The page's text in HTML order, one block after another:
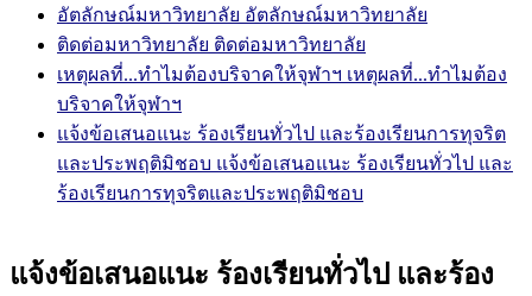
อัตลักษณ์มหาวิทยาลัย อัตลักษณ์มหาวิทยาลัย
ติดต่อมหาวิทยาลัย ติดต่อมหาวิทยาลัย
เหตุผลที่...ทำไมต้องบริจาคให้จุฬาฯ เหตุผลที่...ทำไมต้อง
บริจาคให้จุฬาฯ
แจ้งข้อเสนอแนะ ร้องเรียนทั่วไป และร้องเรียนการทุจริต
และประพฤติมิชอบ แจ้งข้อเสนอแนะ ร้องเรียนทั่วไป และ
ร้องเรียนการทุจริตและประพฤติมิชอบ
แจ้งข้อเสนอแนะ ร้องเรียนทั่วไป และร้อง